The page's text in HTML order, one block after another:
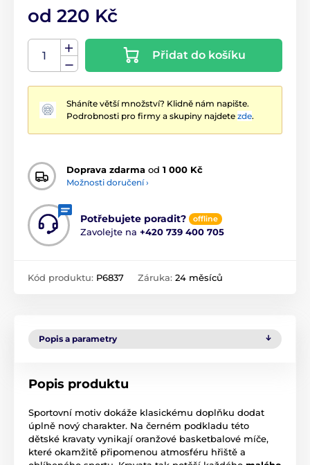
od 220 Kč
Přidat do košíku
Sháníte větší množství? Klidně nám napište.
Podrobnosti pro firmy a skupiny najdete zde.
Doprava zdarma od 1 000 Kč
Možnosti doručení ›
Potřebujete poradit? offline
Zavolejte na +420 739 400 705
Kód produktu: P6837 Záruka: 24 měsíců
Popis a parametry
Popis produktu
Sportovní motiv dokáže klasickému doplňku dodat
úplně nový charakter. Na černém podkladu této
dětské kravaty vynikají oranžové basketbalové míče,
které okamžitě připomenou atmosféru hřiště a